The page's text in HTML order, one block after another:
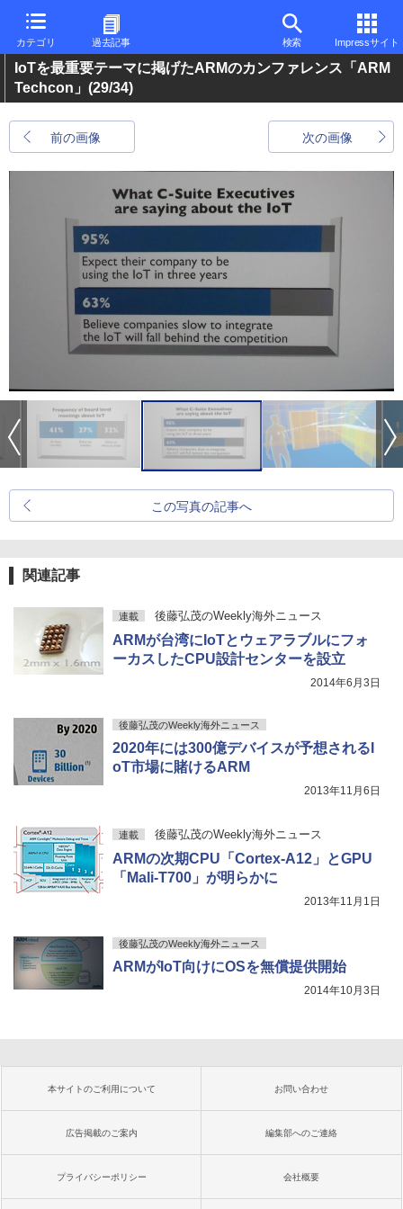
カテゴリ 過去記事 検索 Impressサイト
IoTを最重要テーマに掲げたARMのカンファレンス「ARM
Techcon」 (29/34)
前の画像 次の画像
この写真の記事へ
関連記事
連載 後藤弘茂のWeekly海外ニュース
ARMが台湾にIoTとウェアラブルにフォ
ーカスしたCPU設計センターを設立
2014年6月3日
後藤弘茂のWeekly海外ニュース
2020年には300億デバイスが予想されるI
oT市場に賭けるARM
2013年11月6日
連載 後藤弘茂のWeekly海外ニュース
ARMの次期CPU「Cortex-A12」とGPU
「Mali-T700」が明らかに
2013年11月1日
後藤弘茂のWeekly海外ニュース
ARMがIoT向けにOSを無償提供開始
2014年10月3日
本サイトのご利用について お問い合わせ
広告掲載のご案内 編集部へのご連絡
プライバシーポリシー 会社概要